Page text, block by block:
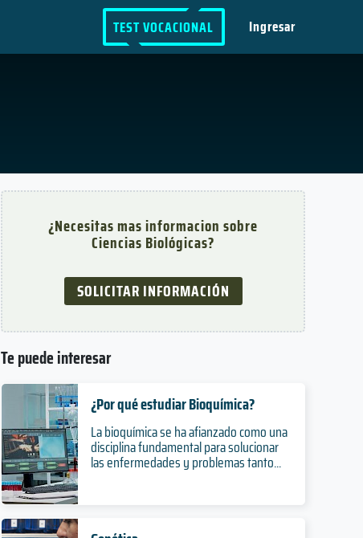
TEST VOCACIONAL Ingresar
¿Necesitas mas informacion sobre
Ciencias Biológicas?
SOLICITAR INFORMACIÓN
Te puede interesar
¿Por qué estudiar Bioquímica?
La bioquímica se ha afianzado como una
disciplina fundamental para solucionar
las enfermedades y problemas tanto...